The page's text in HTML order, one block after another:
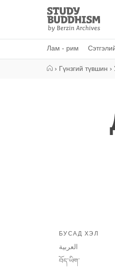
Study
Buddhism
Home
Лам - рим
› Гүнзгий түвшин ›
БУСАД ХЭЛ
العربية
བོད་ཡིག་